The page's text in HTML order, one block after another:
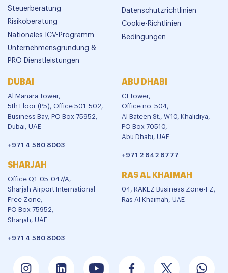
Steuerberatung
Risikoberatung
Nationales ICV-Programm
Unternehmensgründung &
PRO Dienstleistungen
Datenschutzrichtlinien
Cookie-Richtlinien
Bedingungen
DUBAI
Al Manara Tower,
5th Floor (P5), Office 501-502,
Business Bay, PO Box 75952,
Dubai, UAE
+971 4 580 8003
SHARJAH
Office Q1-05-047/A,
Sharjah Airport International
Free Zone,
PO Box 75952,
Sharjah, UAE
+971 4 580 8003
ABU DHABI
CI Tower,
Office no. 504,
Al Bateen St., W10, Khalidiya,
PO Box 70510,
Abu Dhabi, UAE
+971 2 642 6777
RAS AL KHAIMAH
04, RAKEZ Business Zone-FZ,
Ras Al Khaimah, UAE